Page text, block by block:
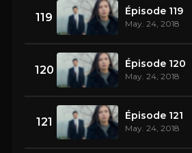
119 Épisode 119
May. 24, 2018
120 Épisode 120
May. 24, 2018
121 Épisode 121
May. 24, 2018